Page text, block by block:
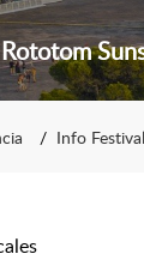
Rototom
Info Festival